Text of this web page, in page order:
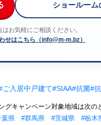
ショールーム
お気軽にご相談ください。
せはこちら（info@m-m.bz）
ご入居中戸建て#SIAA#抗菌#
キャンペーン対象地域は次の
葉県 #群馬県 #茨城県 #栃木